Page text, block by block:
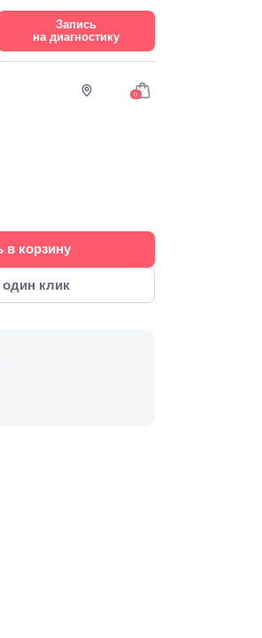
Запись
на диагностику
0
в корзину
один клик